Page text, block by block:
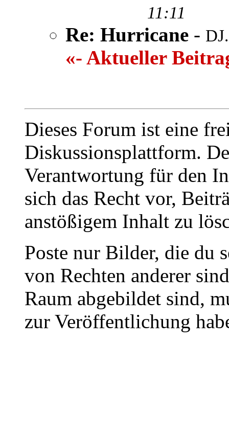
11:11
Re: Hurricane -
«- Aktueller
Dieses Forum ist eine
Diskussionsplattform.
Verantwortung für den
sich das Recht vor,
anstößigem Inhalt zu
Poste nur Bilder, die du
von Rechten anderer
Raum abgebildet sind,
zur Veröffentlichung